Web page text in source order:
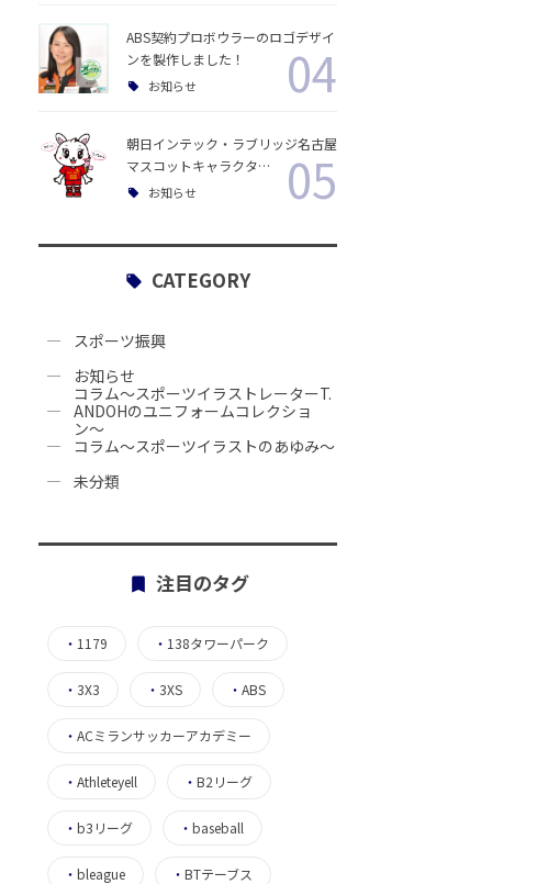
ABS契約プロボウラーのロゴデザイ
ンを製作しました！
お知らせ 04
朝日インテック・ラブリッジ名古屋
マスコットキャラクタ…
お知らせ 05
CATEGORY
スポーツ振興
お知らせ
コラム〜スポーツイラストレーターT.
ANDOHのユニフォームコレクショ
ン〜
コラム〜スポーツイラストのあゆみ〜
未分類
注目のタグ
・ 1179 ・ 138タワーパーク
・ 3X3 ・ 3XS ・ ABS
・ ACミランサッカーアカデミー
・ Athleteyell ・ B2リーグ
・ b3リーグ ・ baseball
・ bleague ・ BTテーブス